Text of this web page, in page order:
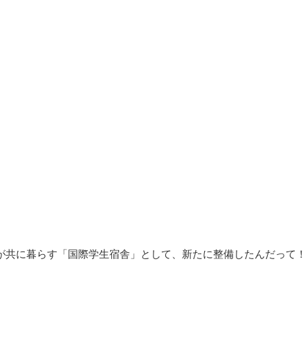
に暮らす「国際学生宿舎」として、新たに整備したんだって！